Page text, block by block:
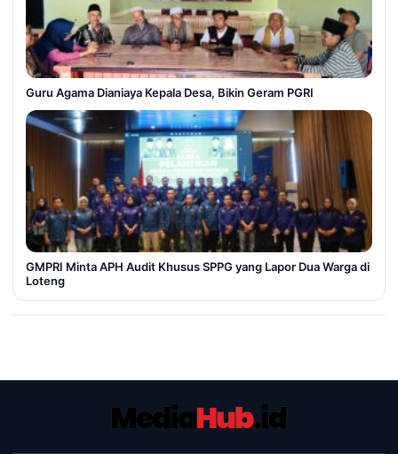
Guru Agama Dianiaya Kepala Desa, Bikin Geram PGRI
GMPRI Minta APH Audit Khusus SPPG yang Lapor Dua Warga di
Loteng